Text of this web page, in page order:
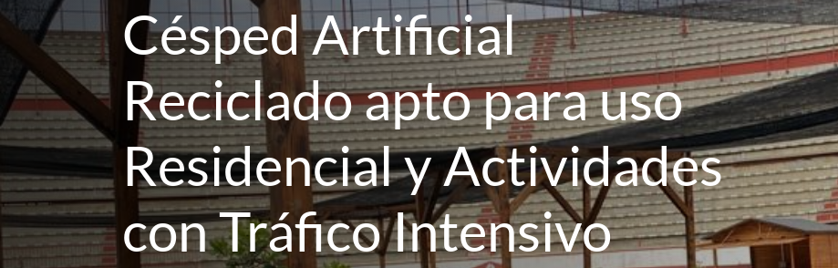
Césped Artificial
Reciclado apto para uso
Residencial y Actividades
con Tráfico Intensivo